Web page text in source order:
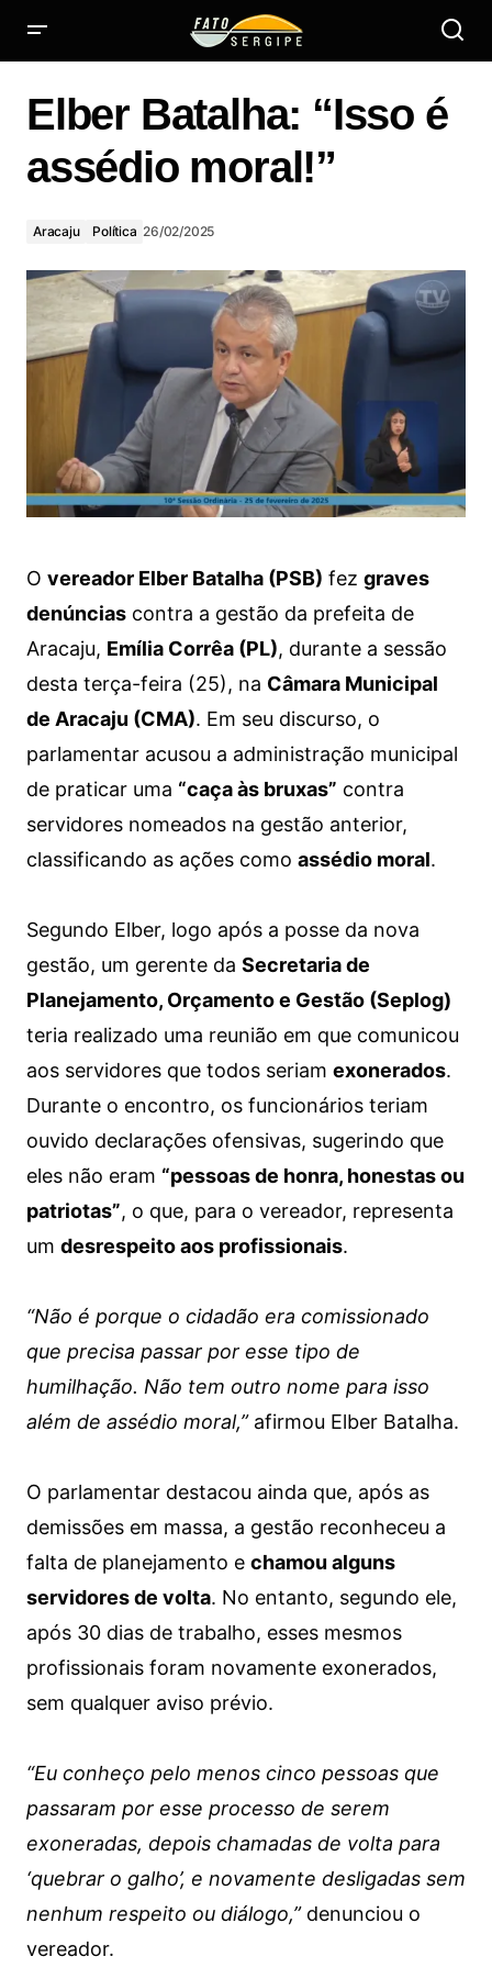
Elber Batalha: “Isso é
assédio moral!”
Aracaju Política 26/02/2025
O vereador Elber Batalha (PSB) fez graves
denúncias contra a gestão da prefeita de
Aracaju, Emília Corrêa (PL), durante a sessão
desta terça-feira (25), na Câmara Municipal
de Aracaju (CMA). Em seu discurso, o
parlamentar acusou a administração municipal
de praticar uma “caça às bruxas” contra
servidores nomeados na gestão anterior,
classificando as ações como assédio moral.
Segundo Elber, logo após a posse da nova
gestão, um gerente da Secretaria de
Planejamento, Orçamento e Gestão (Seplog)
teria realizado uma reunião em que comunicou
aos servidores que todos seriam exonerados.
Durante o encontro, os funcionários teriam
ouvido declarações ofensivas, sugerindo que
eles não eram “pessoas de honra, honestas ou
patriotas”, o que, para o vereador, representa
um desrespeito aos profissionais.
“Não é porque o cidadão era comissionado
que precisa passar por esse tipo de
humilhação. Não tem outro nome para isso
além de assédio moral,”afirmou Elber Batalha.
O parlamentar destacou ainda que, após as
demissões em massa, a gestão reconheceu a
falta de planejamento e chamou alguns
servidores de volta. No entanto, segundo ele,
após 30 dias de trabalho, esses mesmos
profissionais foram novamente exonerados,
sem qualquer aviso prévio.
“Eu conheço pelo menos cinco pessoas que
passaram por esse processo de serem
exoneradas, depois chamadas de volta para
‘quebrar o galho’, e novamente desligadas sem
nenhum respeito ou diálogo,”denunciou o
vereador.